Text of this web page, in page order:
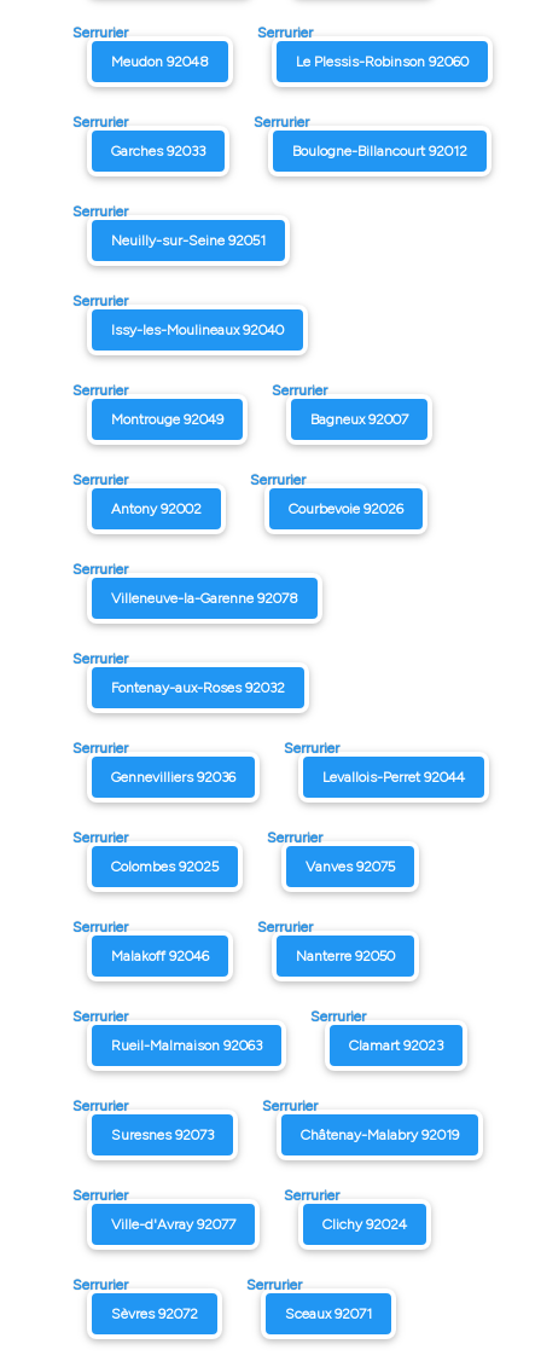
Serrurier
Meudon 92048
Serrurier
Le Plessis-Robinson 92060
Serrurier
Garches 92033
Serrurier
Boulogne-Billancourt 92012
Serrurier
Neuilly-sur-Seine 92051
Serrurier
Issy-les-Moulineaux 92040
Serrurier
Montrouge 92049
Serrurier
Bagneux 92007
Serrurier
Antony 92002
Serrurier
Courbevoie 92026
Serrurier
Villeneuve-la-Garenne 92078
Serrurier
Fontenay-aux-Roses 92032
Serrurier
Gennevilliers 92036
Serrurier
Levallois-Perret 92044
Serrurier
Colombes 92025
Serrurier
Vanves 92075
Serrurier
Malakoff 92046
Serrurier
Nanterre 92050
Serrurier
Rueil-Malmaison 92063
Serrurier
Clamart 92023
Serrurier
Suresnes 92073
Serrurier
Châtenay-Malabry 92019
Serrurier
Ville-d'Avray 92077
Serrurier
Clichy 92024
Serrurier
Sèvres 92072
Serrurier
Sceaux 92071